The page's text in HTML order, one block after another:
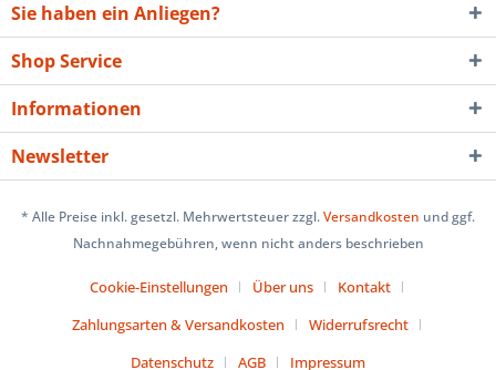
Sie haben ein Anliegen?
Shop Service
Informationen
Newsletter
* Alle Preise inkl. gesetzl. Mehrwertsteuer zzgl.Versandkosten und ggf.
Nachnahmegebühren, wenn nicht anders beschrieben
Cookie-Einstellungen Über uns
Kontakt
Zahlungsarten & Versandkosten
Widerrufsrecht
Datenschutz
AGB Impressum